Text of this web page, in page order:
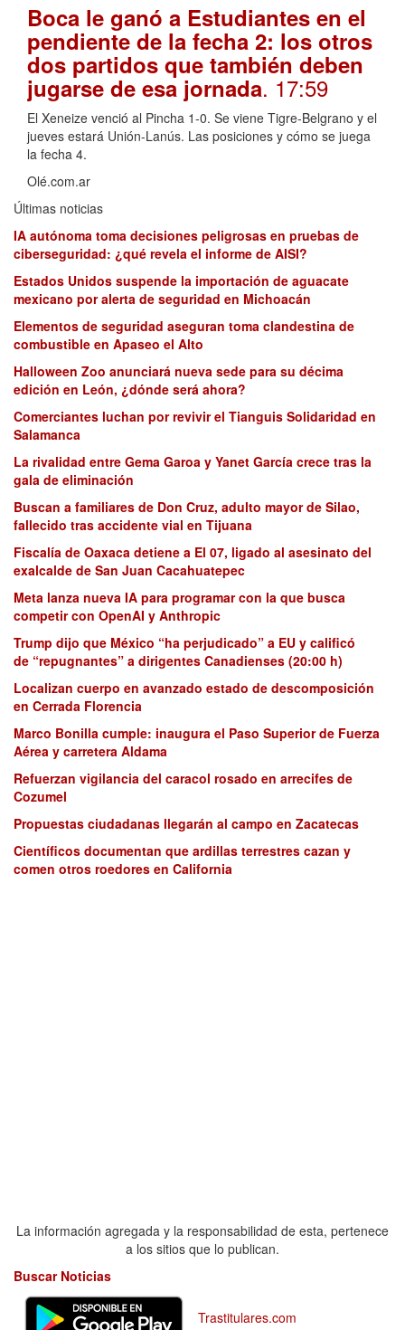
Boca le ganó a Estudiantes en el
pendiente de la fecha 2: los otros
dos partidos que también deben
jugarse de esa jornada. 17:59
El Xeneize venció al Pincha 1-0. Se viene Tigre-Belgrano y el
jueves estará Unión-Lanús. Las posiciones y cómo se juega
la fecha 4.
Olé.com.ar
Últimas noticias
IA autónoma toma decisiones peligrosas en pruebas de
ciberseguridad: ¿qué revela el informe de AISI?
Estados Unidos suspende la importación de aguacate
mexicano por alerta de seguridad en Michoacán
Elementos de seguridad aseguran toma clandestina de
combustible en Apaseo el Alto
Halloween Zoo anunciará nueva sede para su décima
edición en León, ¿dónde será ahora?
Comerciantes luchan por revivir el Tianguis Solidaridad en
Salamanca
La rivalidad entre Gema Garoa y Yanet García crece tras la
gala de eliminación
Buscan a familiares de Don Cruz, adulto mayor de Silao,
fallecido tras accidente vial en Tijuana
Fiscalía de Oaxaca detiene a El 07, ligado al asesinato del
exalcalde de San Juan Cacahuatepec
Meta lanza nueva IA para programar con la que busca
competir con OpenAI y Anthropic
Trump dijo que México “ha perjudicado” a EU y calificó
de “repugnantes” a dirigentes Canadienses (20:00 h)
Localizan cuerpo en avanzado estado de descomposición
en Cerrada Florencia
Marco Bonilla cumple: inaugura el Paso Superior de Fuerza
Aérea y carretera Aldama
Refuerzan vigilancia del caracol rosado en arrecifes de
Cozumel
Propuestas ciudadanas llegarán al campo en Zacatecas
Científicos documentan que ardillas terrestres cazan y
comen otros roedores en California
La información agregada y la responsabilidad de esta, pertenece
a los sitios que lo publican.
Buscar Noticias
Trastitulares.com